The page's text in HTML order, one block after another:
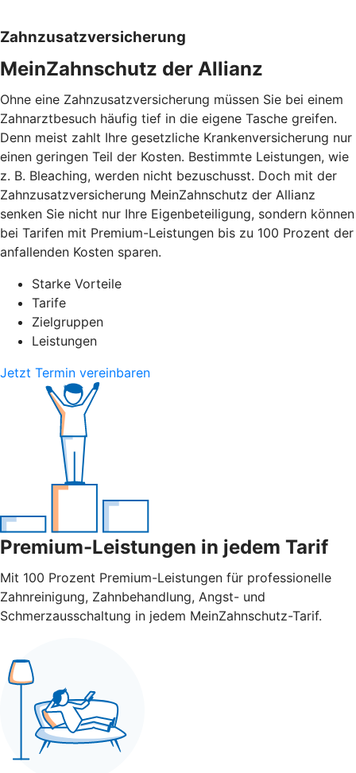
Zahnzusatzversicherung
MeinZahnschutz der Allianz
Ohne eine Zahnzusatzversicherung müssen Sie bei einem
Zahnarztbesuch häufig tief in die eigene Tasche greifen.
Denn meist zahlt Ihre gesetzliche Krankenversicherung nur
einen geringen Teil der Kosten. Bestimmte Leistungen, wie
z. B. Bleaching, werden nicht bezuschusst. Doch mit der
Zahnzusatzversicherung MeinZahnschutz der Allianz
senken Sie nicht nur Ihre Eigenbeteiligung, sondern können
bei Tarifen mit Premium-Leistungen bis zu 100 Prozent der
anfallenden Kosten sparen.
Starke Vorteile
Tarife
Zielgruppen
Leistungen
Jetzt Termin vereinbaren
Premium-Leistungen in jedem Tarif
Mit 100 Prozent Premium-Leistungen für professionelle
Zahnreinigung, Zahnbehandlung, Angst- und
Schmerzausschaltung in jedem MeinZahnschutz-Tarif.